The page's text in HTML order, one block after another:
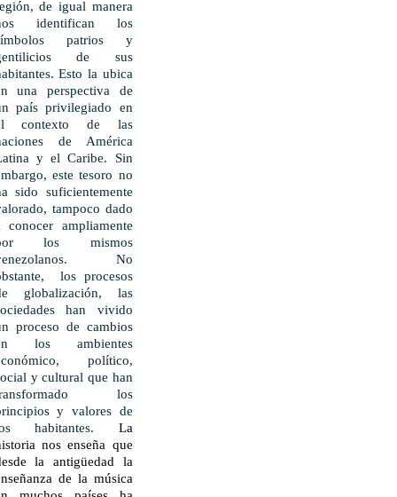
de igual manera
identifican los
patrios y
de sus
Esto la ubica
una perspectiva de
país privilegiado en
contexto de las
de América
y el Caribe. Sin
este tesoro no
sido suficientemente
tampoco dado
conocer ampliamente
los mismos
No
los procesos
globalización, las
han vivido
proceso de cambios
los ambientes
político,
y cultural que han
los
y valores de
habitantes. La
nos enseña que
la antigüedad la
de la música